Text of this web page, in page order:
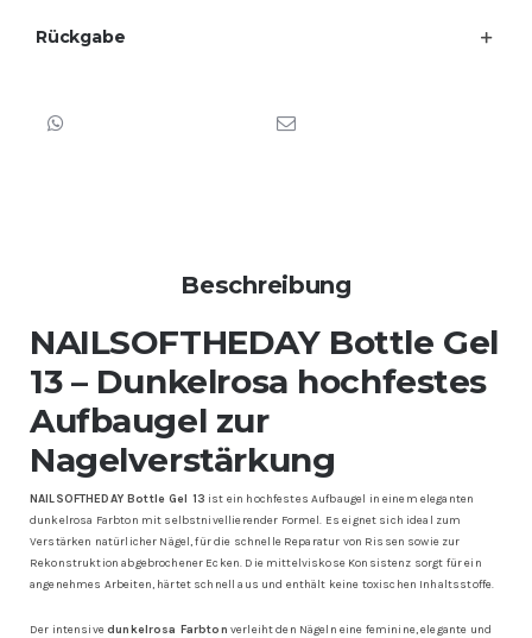
Rückgabe
Beschreibung
NAILSOFTHEDAY Bottle Gel
13 – Dunkelrosa hochfestes
Aufbaugel zur
Nagelverstärkung
NAILSOFTHEDAY Bottle Gel 13 ist ein hochfestes Aufbaugel in einem eleganten
dunkelrosa Farbton mit selbstnivellierender Formel. Es eignet sich ideal zum
Verstärken natürlicher Nägel, für die schnelle Reparatur von Rissen sowie zur
Rekonstruktion abgebrochener Ecken. Die mittelviskose Konsistenz sorgt für ein
angenehmes Arbeiten, härtet schnell aus und enthält keine toxischen Inhaltsstoffe.
Der intensivedunkelrosa Farbton verleiht den Nägeln eine feminine, elegante und